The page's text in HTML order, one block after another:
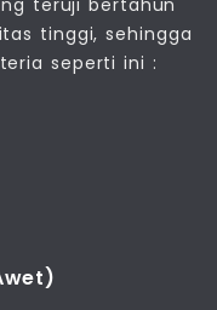
tinggi, sehingga
seperti ini :